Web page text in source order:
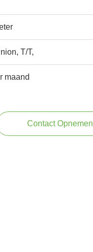
T/T,
maand
Contact Opnemen